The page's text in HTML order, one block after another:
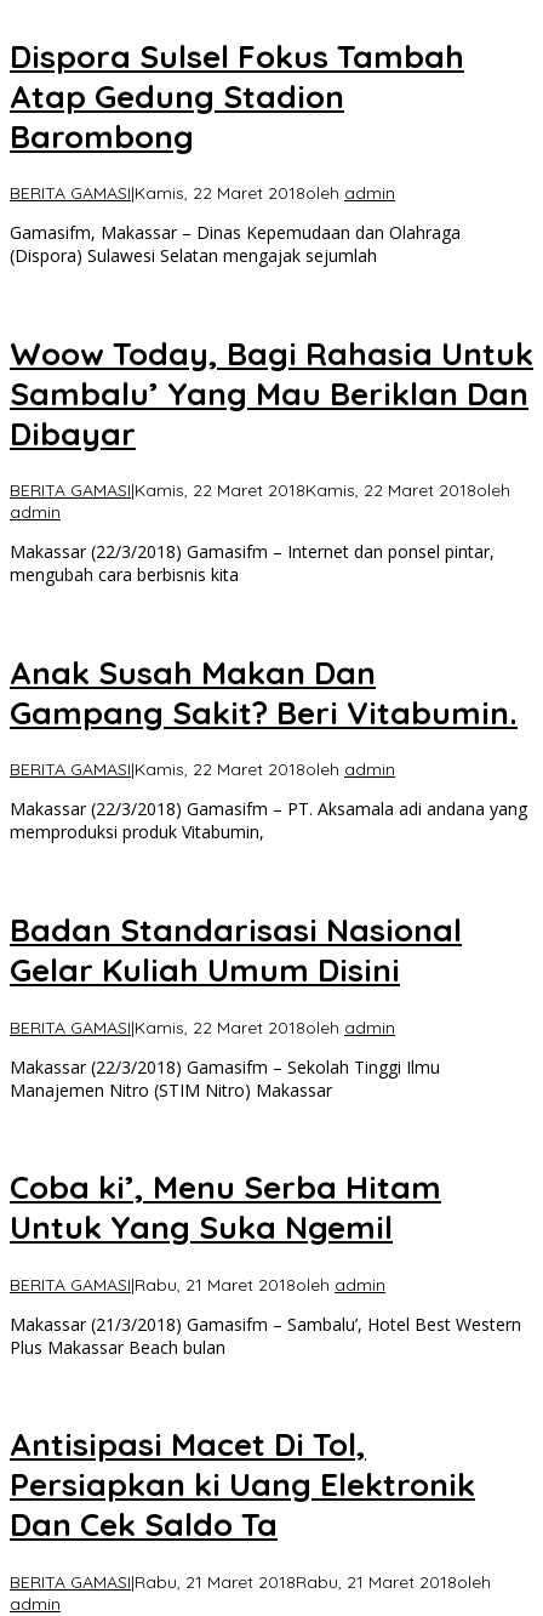
Dispora Sulsel Fokus Tambah
Atap Gedung Stadion
Barombong
BERITA GAMASI|Kamis, 22 Maret 2018oleh admin
Gamasifm, Makassar – Dinas Kepemudaan dan Olahraga
(Dispora) Sulawesi Selatan mengajak sejumlah
Woow Today, Bagi Rahasia Untuk
Sambalu’ Yang Mau Beriklan Dan
Dibayar
BERITA GAMASI|Kamis, 22 Maret 2018Kamis, 22 Maret 2018oleh
admin
Makassar (22/3/2018) Gamasifm – Internet dan ponsel pintar,
mengubah cara berbisnis kita
Anak Susah Makan Dan
Gampang Sakit? Beri Vitabumin.
BERITA GAMASI|Kamis, 22 Maret 2018oleh admin
Makassar (22/3/2018) Gamasifm – PT. Aksamala adi andana yang
memproduksi produk Vitabumin,
Badan Standarisasi Nasional
Gelar Kuliah Umum Disini
BERITA GAMASI|Kamis, 22 Maret 2018oleh admin
Makassar (22/3/2018) Gamasifm – Sekolah Tinggi Ilmu
Manajemen Nitro (STIM Nitro) Makassar
Coba ki’, Menu Serba Hitam
Untuk Yang Suka Ngemil
BERITA GAMASI|Rabu, 21 Maret 2018oleh admin
Makassar (21/3/2018) Gamasifm – Sambalu’, Hotel Best Western
Plus Makassar Beach bulan
Antisipasi Macet Di Tol,
Persiapkan ki Uang Elektronik
Dan Cek Saldo Ta
BERITA GAMASI|Rabu, 21 Maret 2018Rabu, 21 Maret 2018oleh
admin